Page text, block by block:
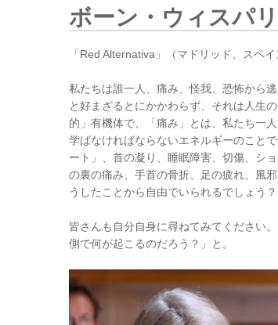
ボーン・ウィスパ
「Red Alternativa」（マドリッド、スペ
私たちは誰一人、痛み、怪我、恐怖から
と好まざるとにかかわらず、それは人生
的」有機体で、「痛み」とは、私たち一
学ばなければならないエネルギーのこと
ート」、首の凝り、睡眠障害、切傷、シ
の裏の痛み、手首の骨折、足の疲れ、風
うしたことから自由でいられるでしょう？
皆さんも自分自身に尋ねてみてください
側で何が起こるのだろう？」と。